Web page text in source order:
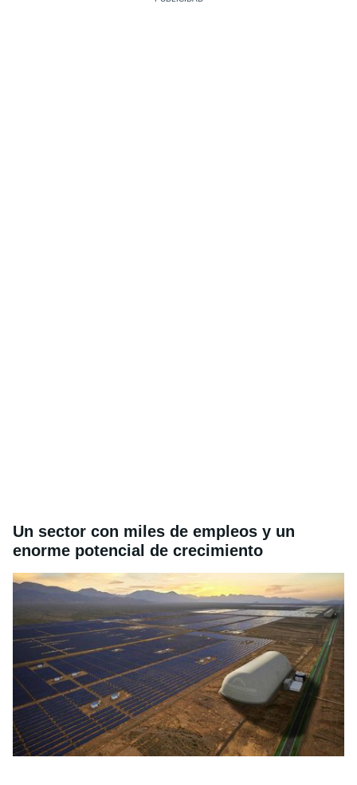
Un sector con miles de empleos y un
enorme potencial de crecimiento